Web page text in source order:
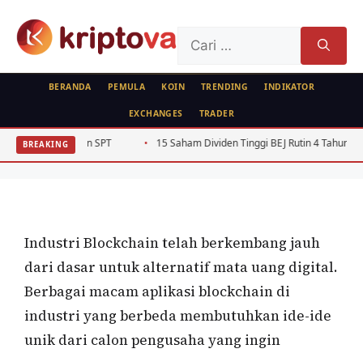
untuk:
BERANDA PEMULA KOIN TRENDING INDIKATOR
EXCHANGES TRADER
BREAKING15 Saham Dividen Tinggi BEJ Rutin 4 Tahun Beruntun 2022-2025
FEATURED
Peluang Usaha di Blockchain
Industri Blockchain telah berkembang jauh
dari dasar untuk alternatif mata uang digital.
Berbagai macam aplikasi blockchain di
industri yang berbeda membutuhkan ide-ide
unik dari calon pengusaha yang ingin